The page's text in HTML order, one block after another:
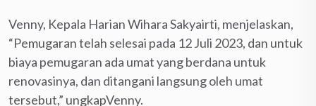
Venny, Kepala Harian Wihara Sakyairti, menjelaskan,
“Pemugaran telah selesai pada 12 Juli 2023, dan untuk
biaya pemugaran ada umat yang berdana untuk
renovasinya, dan ditangani langsung oleh umat
tersebut,” ungkapVenny.